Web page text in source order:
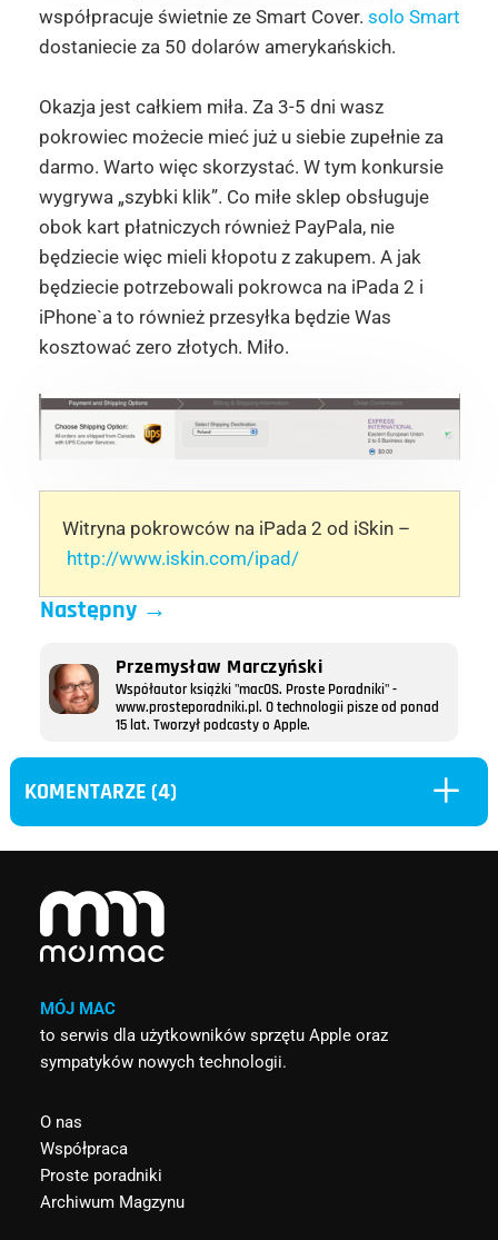
współpracuje świetnie ze Smart Cover. solo Smart
dostaniecie za 50 dolarów amerykańskich.
Okazja jest całkiem miła. Za 3-5 dni wasz
pokrowiec możecie mieć już u siebie zupełnie za
darmo. Warto więc skorzystać. W tym konkursie
wygrywa „szybki klik”. Co miłe sklep obsługuje
obok kart płatniczych również PayPala, nie
będziecie więc mieli kłopotu z zakupem. A jak
będziecie potrzebowali pokrowca na iPada 2 i
iPhone`a to również przesyłka będzie Was
kosztować zero złotych. Miło.
Witryna pokrowców na iPada 2 od iSkin –
http://www.iskin.com/ipad/
Następny→
Przemysław Marczyński
Współautor książki "macOS. Proste Poradniki" -
www.prosteporadniki.pl. O technologii pisze od ponad
15 lat. Tworzył podcasty o Apple.
KOMENTARZE (4) L
MÓJ MAC
to serwis dla użytkowników sprzętu Apple oraz
sympatyków nowych technologii.
O nas
Współpraca
Proste poradniki
Archiwum Magzynu